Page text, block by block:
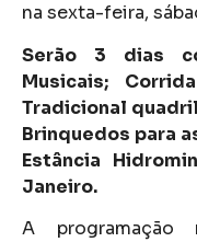
na sexta-feira,
Serão 3 dias
Musicais;
Tradicional
Brinquedos para
Estância
Janeiro.
A programação